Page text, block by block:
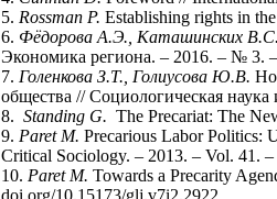
5. Rossman P. Establishing rights in
6. Фёдорова А.Э., Каташинских
Экономика региона. – 2016. – № 3.
7. Голенкова З.Т., Голиусова Ю.В.
общества // Социологическая
8. Standing G. The Precariat: The
9. Paret M. Precarious Labor Politics:
Critical Sociology. – 2013. – Vol. 41.
10. Paret M. Towards a Precarity